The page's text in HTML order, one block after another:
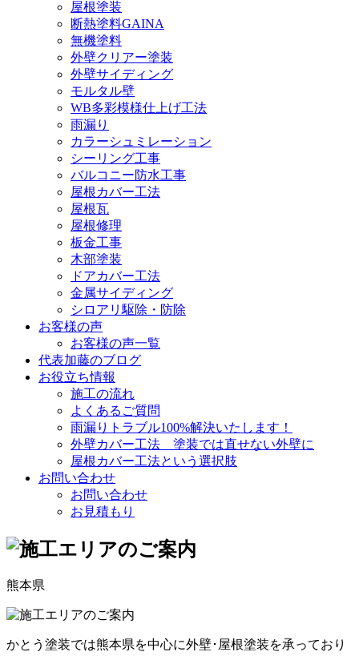
屋根塗装
断熱塗料GAINA
無機塗料
外壁クリアー塗装
外壁サイディング
モルタル壁
WB多彩模様仕上げ工法
雨漏り
カラーシュミレーション
シーリング工事
バルコニー防水工事
屋根カバー工法
屋根瓦
屋根修理
板金工事
木部塗装
ドアカバー工法
金属サイディング
シロアリ駆除・防除
お客様の声
お客様の声一覧
代表加藤のブログ
お役立ち情報
施工の流れ
よくあるご質問
雨漏りトラブル100%解決いたします！
外壁カバー工法 塗装では直せない外壁に
屋根カバー工法という選択肢
お問い合わせ
お問い合わせ
お見積もり
熊本県
かとう塗装では熊本県を中心に外壁･屋根塗装を承っており